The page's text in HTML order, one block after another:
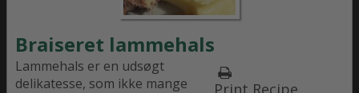
Braiseret lammehals
Lammehals er en udsøgt
delikatesse, som ikke mange